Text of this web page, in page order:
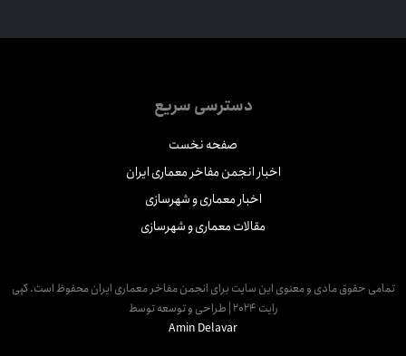
دسترسی سریع
صفحه نخست
اخبار انجمن مفاخر معماری ایران
اخبار معماری و شهرسازی
مقالات معماری و شهرسازی
حقوق مادی و معنوی این سایت برای انجمن مفاخر معماری ایران محفوظ است. کپی
رایت 2024 | طراحی و توسعه توسط
Amin Delavar